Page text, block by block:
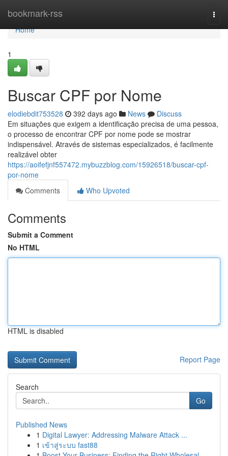
bookmark-rss
Home
Home
1
Buscar CPF por Nome
elodiebdit753528 392 days ago News
Discuss
Em situações que exigem a identificação precisa de uma pessoa,
o processo de encontrar CPF por nome pode se mostrar
indispensável. Através de sistemas especializados, é facilmente
realizável obter
https://aoifefjnf557472.mybuzzblog.com/15926518/buscar-cpf-
por-nome
Comments
Who Upvoted
Comments
Submit a Comment
No HTML
HTML is disabled
Report Page
Search
Go
Published News
1 Digital Lawyer: Addressing Malware Attack ...
1 เข้าสู่ระบบ fast88